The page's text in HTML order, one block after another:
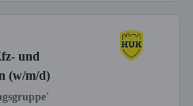
und
(w/m/d)